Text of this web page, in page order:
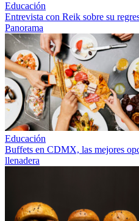
Educación
Entrevista con Reik sobre su
Panorama
Educación
Buffets en CDMX, las mejores
llenadera